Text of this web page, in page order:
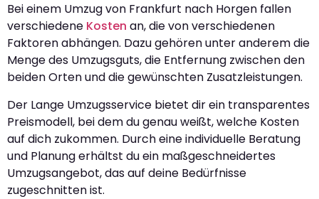
Bei einem Umzug von Frankfurt nach Horgen fallen
verschiedene Kosten an, die von verschiedenen
Faktoren abhängen. Dazu gehören unter anderem die
Menge des Umzugsguts, die Entfernung zwischen den
beiden Orten und die gewünschten Zusatzleistungen.
Der Lange Umzugsservice bietet dir ein transparentes
Preismodell, bei dem du genau weißt, welche Kosten
auf dich zukommen. Durch eine individuelle Beratung
und Planung erhältst du ein maßgeschneidertes
Umzugsangebot, das auf deine Bedürfnisse
zugeschnitten ist.